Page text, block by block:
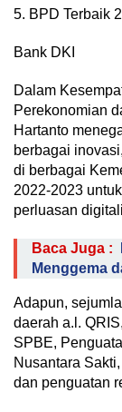
5. BPD Terbaik
Bank DKI
Dalam
Perekonomian
Hartanto
berbagai
di berbagai
2022-2023
perluasan
Baca Juga :
Menggema
Adapun,
daerah a.l.
SPBE,
Nusantara
dan penguatan